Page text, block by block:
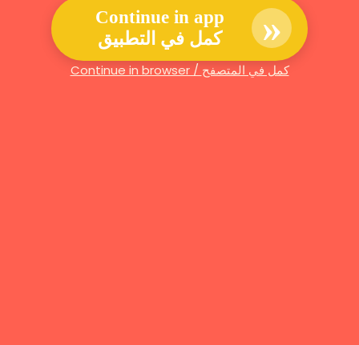
Continue in app
كمل في التطبيق
»
Continue in browser / كمل في المتصفح